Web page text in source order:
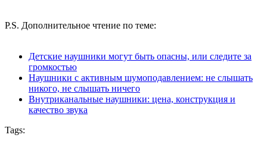
P.S. Дополнительное чтение по теме:
Детские наушники могут быть опасны, или следите за
громкостью
Наушники с активным шумоподавлением: не слышать
никого, не слышать ничего
Внутриканальные наушники: цена, конструкция и
качество звука
Tags: